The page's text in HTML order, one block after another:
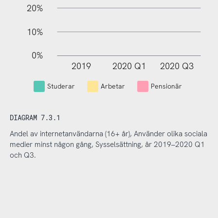
20%
10%
0%
L
2019 2020 Q1 2020 Q3
Studerar Arbetar Pensionär
DIAGRAM 7.3.1
Andel av internetanvändarna (16+ år), Använder olika sociala
medier minst någon gång, Sysselsättning, år 2019–2020 Q1
och Q3.